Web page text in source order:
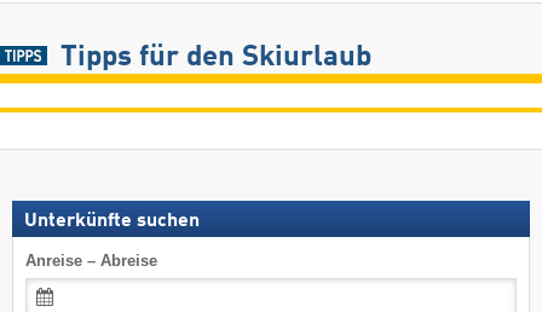
Tipps für den Skiurlaub
Unterkünfte suchen
Anreise – Abreise